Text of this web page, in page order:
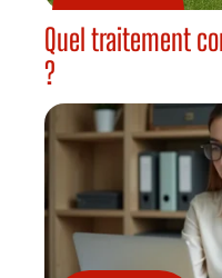
Quel traitement
?